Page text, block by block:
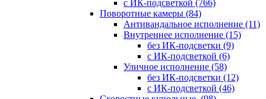
с ИК-подсветкой (766)
Поворотные камеры (84)
Антивандальное исполнение (11)
Внутреннее исполнение (15)
без ИК-подсветки (9)
с ИК-подсветкой (6)
Уличное исполнение (58)
без ИК-подсветки (12)
с ИК-подсветкой (46)